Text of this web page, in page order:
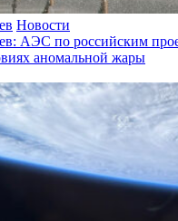
Новости
АЭС по российским
аномальной жары